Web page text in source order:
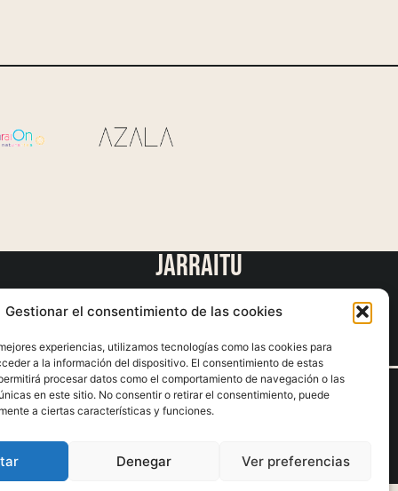
Gestionar el consentimiento de las cookies
experiencias, utilizamos tecnologías como las cookies para
a la información del dispositivo. El consentimiento de estas
procesar datos como el comportamiento de navegación o las
en este sitio. No consentir o retirar el consentimiento, puede
a ciertas características y funciones.
Denegar Ver preferencias
jarraitu
© 2023 Les Bobè Bobé